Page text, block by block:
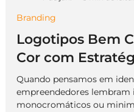
We Do Logos
7 de jan.
Branding
Logotipos Bem
Cor com
Quando pensamos em